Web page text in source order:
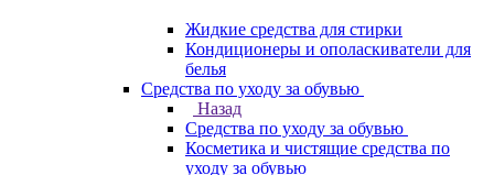
Жидкие средства для стирки
Кондиционеры и ополаскиватели для
белья
Средства по уходу за обувью
Назад
Средства по уходу за обувью
Косметика и чистящие средства по
уходу за обувью